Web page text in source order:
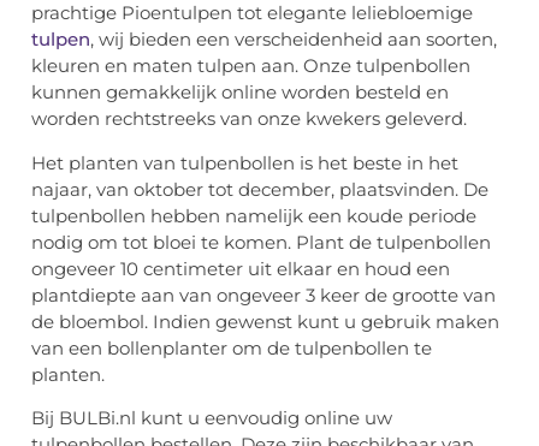
prachtige Pioentulpen tot elegante leliebloemige
tulpen, wij bieden een verscheidenheid aan soorten,
kleuren en maten tulpen aan. Onze tulpenbollen
kunnen gemakkelijk online worden besteld en
worden rechtstreeks van onze kwekers geleverd.
Het planten van tulpenbollen is het beste in het
najaar, van oktober tot december, plaatsvinden. De
tulpenbollen hebben namelijk een koude periode
nodig om tot bloei te komen. Plant de tulpenbollen
ongeveer 10 centimeter uit elkaar en houd een
plantdiepte aan van ongeveer 3 keer de grootte van
de bloembol. Indien gewenst kunt u gebruik maken
van een bollenplanter om de tulpenbollen te
planten.
Bij BULBi.nl kunt u eenvoudig online uw